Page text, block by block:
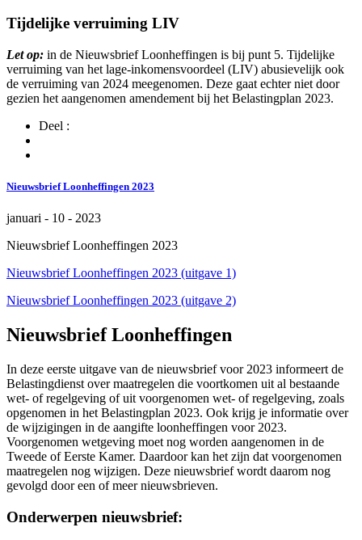
Tijdelijke verruiming LIV
Let op: in de Nieuwsbrief Loonheffingen is bij punt 5. Tijdelijke
verruiming van het lage-inkomensvoordeel (LIV) abusievelijk ook
de verruiming van 2024 meegenomen. Deze gaat echter niet door
gezien het aangenomen amendement bij het Belastingplan 2023.
Deel :
Nieuwsbrief Loonheffingen 2023
januari - 10 - 2023
Nieuwsbrief Loonheffingen 2023
Nieuwsbrief Loonheffingen 2023 (uitgave 1)
Nieuwsbrief Loonheffingen 2023 (uitgave 2)
Nieuwsbrief Loonheffingen
In deze eerste uitgave van de nieuwsbrief voor 2023 informeert de
Belastingdienst over maatregelen die voortkomen uit al bestaande
wet- of regelgeving of uit voorgenomen wet- of regelgeving, zoals
opgenomen in het Belastingplan 2023. Ook krijg je informatie over
de wijzigingen in de aangifte loonheffingen voor 2023.
Voorgenomen wetgeving moet nog worden aangenomen in de
Tweede of Eerste Kamer. Daardoor kan het zijn dat voorgenomen
maatregelen nog wijzigen. Deze nieuwsbrief wordt daarom nog
gevolgd door een of meer nieuwsbrieven.
Onderwerpen nieuwsbrief: